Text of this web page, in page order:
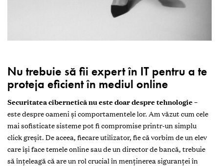
Nu trebuie să fii expert în IT pentru a te
proteja eficient în mediul online
Securitatea cibernetică nu este doar despre tehnologie–
este despre oameni și comportamentele lor. Am văzut cum cele
mai sofisticate sisteme pot fi compromise printr-un simplu
click greșit. De aceea, fiecare utilizator, fie că vorbim de un elev
care își face temele online sau de un director de bancă, trebuie
să înțeleagă că are un rol crucial în menținerea siguranței în